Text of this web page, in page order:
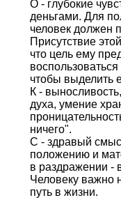
О - глубокие
деньгами. Для
человек должен
Присутствие
что цель ему
чтобы выделить
К -
духа, умение
ничего".
С - здравый
положению и
в раздражении -
Человеку важно
путь в жизни.